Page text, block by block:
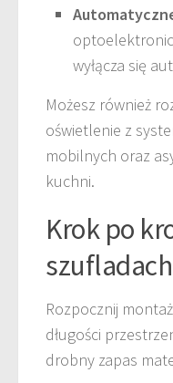
wyłącza się
Możesz również
oświetlenie z
mobilnych oraz
kuchni.
Krok po
Rozpocznij montaż
długości
drobny zapas